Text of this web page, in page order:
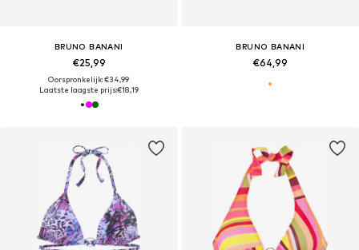
BRUNO BANANI
€25,99
Oorspronkelijk: €34,99
Laatste laagste prijs:€18,19
BRUNO BANANI
€64,99